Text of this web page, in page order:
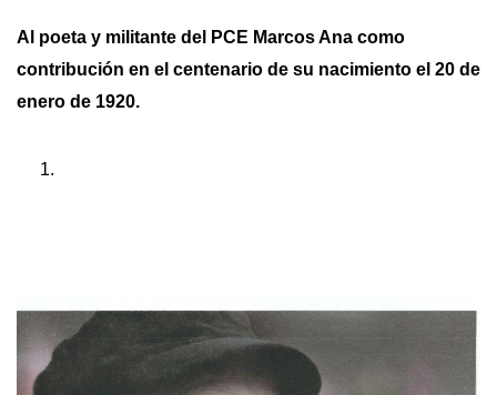
Al poeta y militante del PCE Marcos Ana como
contribución en el centenario de su nacimiento el 20 de
enero de 1920.